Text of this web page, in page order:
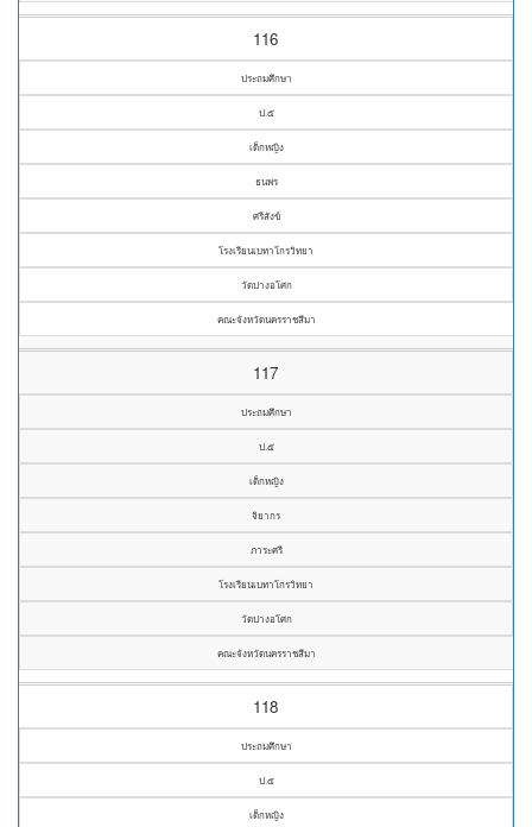
116
ประถมศึกษา
ป.๕
เด็กหญิง
ธนพร
ศรีสังข์
โรงเรียนเบทาโกรวิทยา
วัดปางอโศก
คณะจังหวัดนครราชสีมา
117
ประถมศึกษา
ป.๕
เด็กหญิง
จิยากร
ภาระศรี
โรงเรียนเบทาโกรวิทยา
วัดปางอโศก
คณะจังหวัดนครราชสีมา
118
ประถมศึกษา
ป.๕
เด็กหญิง